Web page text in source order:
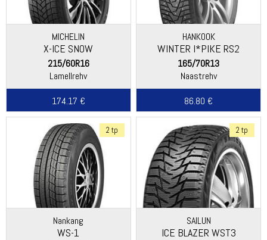
MICHELIN
X-ICE SNOW
215/60R16
Lamellrehv
174.17 €
HANKOOK
WINTER I*PIKE RS2
(W429)
165/70R13
Naastrehv
86.80 €
2 tp
Nankang
WS-1
2 tp
SAILUN
ICE BLAZER WST3